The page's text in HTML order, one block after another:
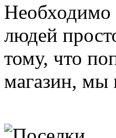
Необходимо
людей
тому, что
магазин, мы